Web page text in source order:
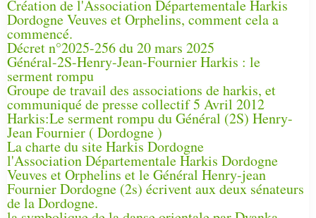
Création de l'Association Départementale Harkis
Dordogne Veuves et Orphelins, comment cela a
commencé.
Décret n°2025-256 du 20 mars 2025
Général-2S-Henry-Jean-Fournier Harkis : le
serment rompu
Groupe de travail des associations de harkis, et
communiqué de presse collectif 5 Avril 2012
Harkis:Le serment rompu du Général (2S) Henry-
Jean Fournier ( Dordogne )
La charte du site Harkis Dordogne
l'Association Départementale Harkis Dordogne
Veuves et Orphelins et le Général Henry-jean
Fournier Dordogne (2s) écrivent aux deux sénateurs
de la Dordogne.